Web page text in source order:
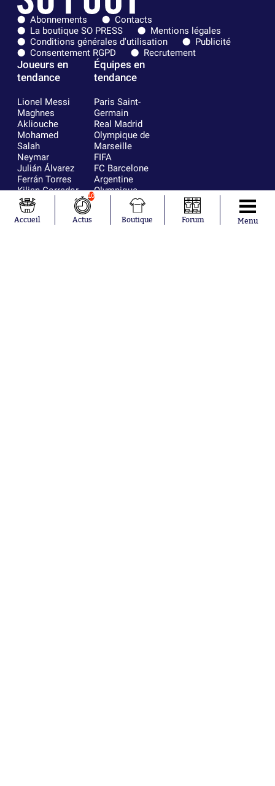
Abonnements
Contacts
La boutique SO PRESS
Mentions légales
Conditions générales d'utilisation
Publicité
Consentement RGPD
Recrutement
Joueurs en
tendance
Lionel Messi
Maghnes
Akliouche
Mohamed
Salah
Neymar
Julián Álvarez
Ferrán Torres
Kilian Corredor
Franco
Mastantuono
Orel Mangala
Équipes en
tendance
Paris Saint-
Germain
Real Madrid
Olympique de
Marseille
FIFA
FC Barcelone
Argentine
Olympique
lyonnais
AS Monaco
RC Strasbourg
Accueil
10
Actus Boutique Forum Menu